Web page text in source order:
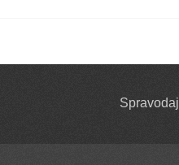
Spravodaj